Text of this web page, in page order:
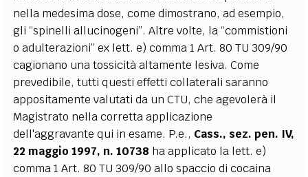
nella medesima dose, come dimostrano, ad esempio,
gli “spinelli allucinogeni”. Altre volte, la “commistioni
o adulterazioni” ex lett. e) comma 1 Art. 80 TU 309/90
cagionano una tossicità altamente lesiva. Come
prevedibile, tutti questi effetti collaterali saranno
appositamente valutati da un CTU, che agevolerà il
Magistrato nella corretta applicazione
dell'aggravante qui in esame. P.e., Cass., sez. pen. IV,
22 maggio 1997, n. 10738 ha applicato la lett. e)
comma 1 Art. 80 TU 309/90 allo spaccio di cocaina